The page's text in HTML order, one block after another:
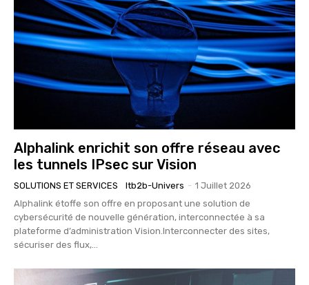
Alphalink enrichit son offre réseau avec
les tunnels IPsec sur Vision
SOLUTIONS ET SERVICES Itb2b-Univers - 1 Juillet 2026
Alphalink étoffe son offre en proposant une solution de
cybersécurité de nouvelle génération, interconnectée à sa
plateforme d’administration Vision.Interconnecter des sites,
sécuriser des flux,...